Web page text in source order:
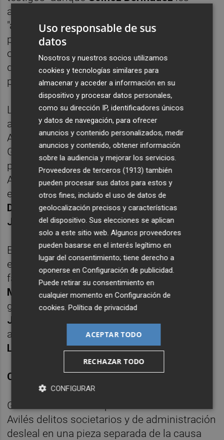
aconsejó en una providencia que acudieran
"acompañados de letrado", que podrá "estar
presente sin intervenir" en la declaración, al
objeto de "garantizar al máximo el derecho
de defensa" en el caso de que su "condición
procesal" cambiara a la de imputado.
Las comparecencias se reanudarán el 2 de
abril cuando tendrán que comparecer en la
Audiencia Nacional el vicepresidente del
Gobierno de Murcia, Juan Bernal; el
presidente de la Cámara de Comercio de
Alicante,José Enrique Garrigós; y los
exconsejerosPilar Cáceres,Pere Joan
Devesa,Susana Maestre,Manuel Muelas
Juan PachecoyRosa Ana Perán.
El día 3 están llamados a declarar el
expresidente de la entidadVicente Sala
fallecido; los exvicepresidentes
MartínezyArmando Sala; el exdirector
general de Participaciones Empresariales
Joaquín Mesegue
adjunto
Agustín Llorca; y los exconsejeros
Luis Esteban,Salvador PilésyEnrique Pui
CRÉDITOS IRREGULARES
Gómez Bermúdez imputa indiciariamente a
Avilés delitos societarios y de administración
desleal en una pieza separada de la causa
Uso responsable de sus
datos
Nosotros y nuestros socios utilizamos
cookies y tecnologías similares para
almacenar y acceder a información en su
dispositivo y procesar datos personales,
como su dirección IP, identificadores únicos
y datos de navegación, para ofrecer
anuncios y contenido personalizados, medir
anuncios y contenido, obtener información
sobre la audiencia y mejorar los servicios.
Proveedores de terceros (1913) también
pueden procesar sus datos para estos y
otros fines, incluido el uso de datos de
geolocalización precisos y características
del dispositivo. Sus elecciones se aplican
solo a este sitio web. Algunos proveedores
pueden basarse en el interés legítimo en
lugar del consentimiento; tiene derecho a
oponerse enConfiguración de publicidad
Puede retirar su consentimiento en
cualquier momento enConfiguración de
cookies .Política de privacidad
ACEPTAR TODO
RECHAZAR TODO
CONFIGURAR